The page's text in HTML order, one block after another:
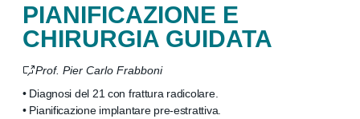
PIANIFICAZIONE E
CHIRURGIA GUIDATA
Prof. Pier Carlo Frabboni
• Diagnosi del 21 con frattura radicolare.
• Pianificazione implantare pre-estrattiva.